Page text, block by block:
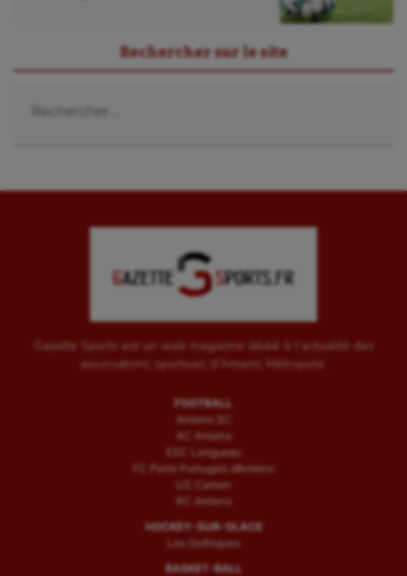
Sauvetage sportif
Sport-entreprise
Sport-santé
Triathlon
Water-polo
Rechercher sur le site
Gazette Sports est un web magazine dédié à l'actualité des
associations sportives d'Amiens Métropole.
FOOTBALL
Amiens SC
AC Amiens
ESC Longueau
FC Porto Portugais d’Amiens
US Camon
RC Amiens
HOCKEY-SUR-GLACE
Les Gothiques
BASKET-BALL